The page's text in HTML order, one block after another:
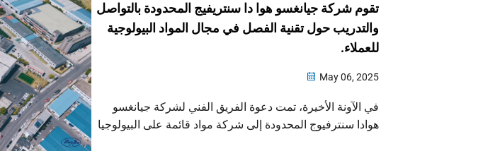
تقوم شركة جيانغسو هوا دا سنتريفيج المحدودة بالتواصل
والتدريب حول تقنية الفصل في مجال المواد البيولوجية
للعملاء.
May 06, 2025
في الآونة الأخيرة، تمت دعوة الفريق الفني لشركة جيانغسو
هوادا سنترفيوج المحدودة إلى شركة مواد قائمة على البيولوجيا